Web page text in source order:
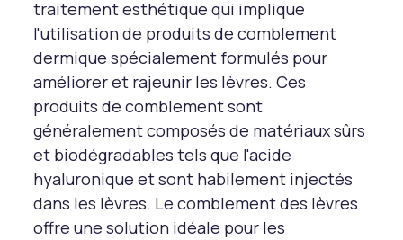
traitement esthétique qui implique
l'utilisation de produits de comblement
dermique spécialement formulés pour
améliorer et rajeunir les lèvres. Ces
produits de comblement sont
généralement composés de matériaux sûrs
et biodégradables tels que l'acide
hyaluronique et sont habilement injectés
dans les lèvres. Le comblement des lèvres
offre une solution idéale pour les